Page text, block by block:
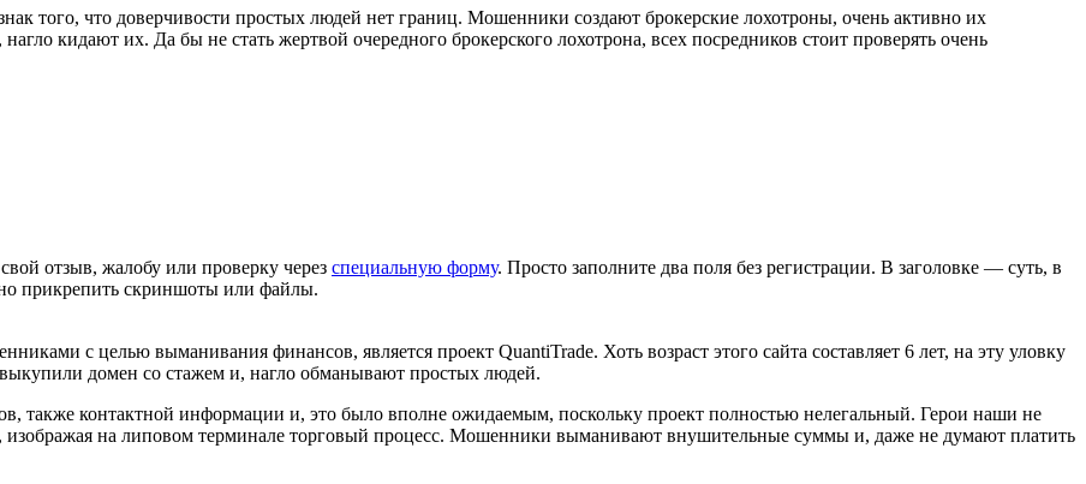
того, что доверчивости простых людей нет границ. Мошенники создают брокерские лохотроны, очень активно их
кидают их. Да бы не стать жертвой очередного брокерского лохотрона, всех посредников стоит проверять очень
отзыв, жалобу или проверку через специальную форму. Просто заполните два поля без регистрации. В заголовке — суть, в
прикрепить скриншоты или файлы.
с целью выманивания финансов, является проект QuantiTrade. Хоть возраст этого сайта составляет 6 лет, на эту уловку
домен со стажем и, нагло обманывают простых людей.
также контактной информации и, это было вполне ожидаемым, поскольку проект полностью нелегальный. Герои наши не
на липовом терминале торговый процесс. Мошенники выманивают внушительные суммы и, даже не думают платить